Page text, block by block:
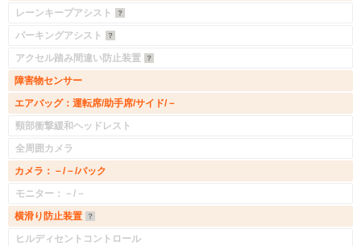
レーンキープアシスト
パーキングアシスト
アクセル踏み間違い防止装置
障害物センサー
エアバッグ：運転席/助手席/サイド/－
頸部衝撃緩和ヘッドレスト
全周囲カメラ
カメラ：－/－/バック
モニター：－/－
横滑り防止装置
ヒルディセントコントロール